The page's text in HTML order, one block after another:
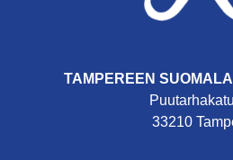
TAMPEREEN
33210